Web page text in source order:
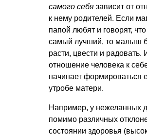
самого себя зависит от
к нему родителей. Если
папой любят и говорят,
самый лучший, то малыш
расти, цвести и радовать.
отношение человека к
начинает формироваться
утробе матери.
Например, у нежеланных
помимо различных
состоянии здоровья